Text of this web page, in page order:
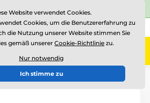
Bewertungen auf
Fr 15-18) +43 676 361 37 22
0
FA212
Website verwendet Cookies.
Cookies, um die Benutzererfahrung zu
die Nutzung unserer Website stimmen Sie
gemäß unserer Cookie-Richtlinie zu.
Nur notwendig
Ich stimme zu